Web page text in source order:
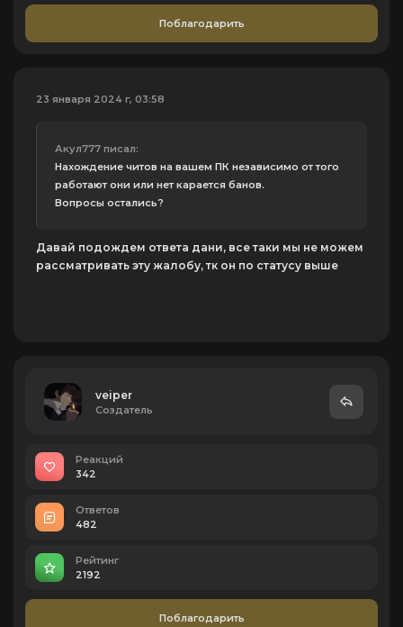
Поблагодарить
23 января 2024 г, 03:58
Акул777 писал:
Нахождение читов на вашем ПК независимо от того
работают они или нет карается банов.
Вопросы остались?
Давай подождем ответа дани, все таки мы не можем
рассматривать эту жалобу, тк он по статусу выше
veiper
Создатель
Реакций
342
Ответов
482
Рейтинг
2192
Поблагодарить